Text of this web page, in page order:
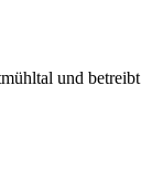
und